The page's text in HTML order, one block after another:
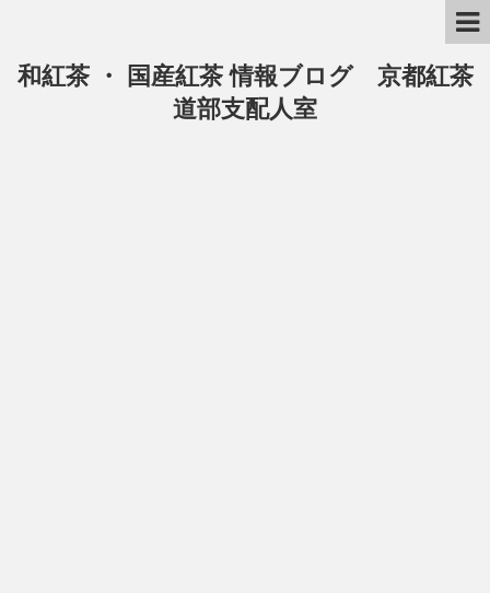
和紅茶 ・ 国産紅茶 情報ブログ 京都紅茶
道部支配人室